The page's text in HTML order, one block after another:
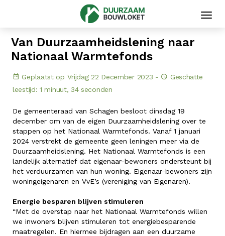
Van Duurzaamheidslening naar
Nationaal Warmtefonds
Geplaatst op Vrijdag 22 December 2023 -
Geschatte
leestijd: 1 minuut, 34 seconden
De gemeenteraad van Schagen besloot dinsdag 19
december om van de eigen Duurzaamheidslening over te
stappen op het Nationaal Warmtefonds. Vanaf 1 januari
2024 verstrekt de gemeente geen leningen meer via de
Duurzaamheidslening. Het Nationaal Warmtefonds is een
landelijk alternatief dat eigenaar-bewoners ondersteunt bij
het verduurzamen van hun woning. Eigenaar-bewoners zijn
woningeigenaren en VvE’s (vereniging van Eigenaren).
Energie besparen blijven stimuleren
“Met de overstap naar het Nationaal Warmtefonds willen
we inwoners blijven stimuleren tot energiebesparende
maatregelen. En hiermee bijdragen aan een duurzame